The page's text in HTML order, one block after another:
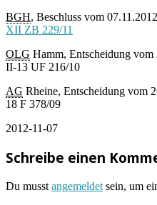
BGH, Beschluss vom 07.11.2012
XII ZB 229/11
OLG Hamm, Entscheidung vom
II-13 UF 216/10
AG Rheine, Entscheidung vom
18 F 378/09
2012-11-07
Schreibe einen
Du musst angemeldet sein, um